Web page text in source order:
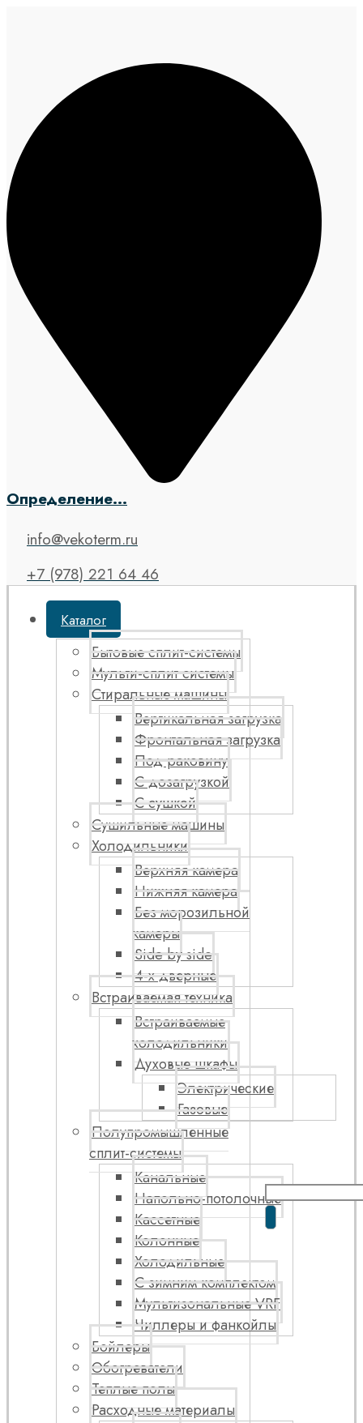
Определение...
info@vekoterm.ru
+7 (978) 221 64 46
Каталог
Бытовые сплит-системы
Мульти-сплит системы
Стиральные машины
Вертикальная загрузка
Фронтальная загрузка
Под раковину
С дозагрузкой
С сушкой
Сушильные машины
Холодильники
Верхняя камера
Нижняя камера
Без морозильной
камеры
Side by side
4-х дверные
Встраиваемая техника
Встраиваемые
холодильники
Духовые шкафы
Электрические
Газовые
Полупромышленные
сплит-системы
Канальные
Напольно-потолочные
Кассетные
Колонные
Холодильные
С зимним комплектом
Мультизональные VRF
Чиллеры и фанкойлы
Бойлеры
Обогреватели
Теплые полы
Расходные материалы